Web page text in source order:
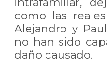
como las
Alejandro y
no han sido
daño causado.